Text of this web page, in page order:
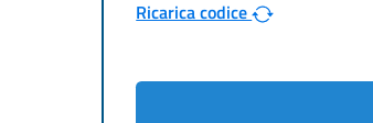
Ricarica codice